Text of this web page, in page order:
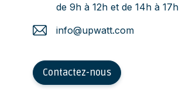
de 9h à 12h et de 14h à 17h
info@upwatt.com
Contactez-nous